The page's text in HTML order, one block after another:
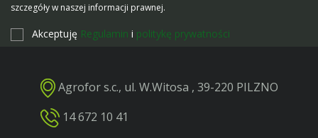
szczegóły w naszej informacji prawnej.
Akceptuję Regulamin i politykę prywatności
Agrofor s.c., ul. W.Witosa , 39-220 PILZNO
14 672 10 41